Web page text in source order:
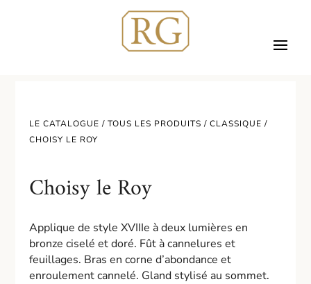
LE CATALOGUE /TOUS LES PRODUITS /CLASSIQUE /
CHOISY LE ROY
Choisy le Roy
Applique de style XVIIIe à deux lumières en
bronze ciselé et doré. Fût à cannelures et
feuillages. Bras en corne d’abondance et
enroulement cannelé. Gland stylisé au sommet.